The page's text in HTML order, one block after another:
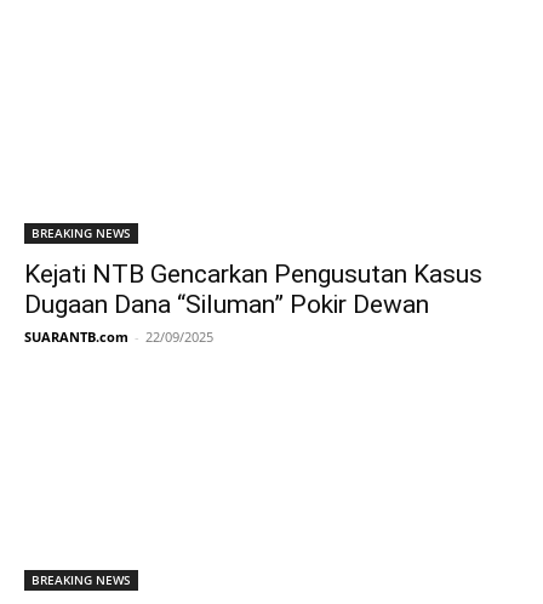
BREAKING NEWS
Kejati NTB Gencarkan Pengusutan Kasus
Dugaan Dana “Siluman” Pokir Dewan
SUARANTB.com - 22/09/2025
BREAKING NEWS